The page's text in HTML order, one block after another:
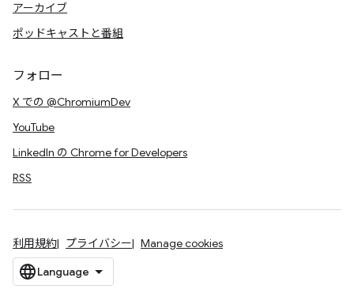
アーカイブ
ポッドキャストと番組
フォロー
X での @ChromiumDev
YouTube
LinkedIn の Chrome for Developers
RSS
利用規約 プライバシー Manage cookies